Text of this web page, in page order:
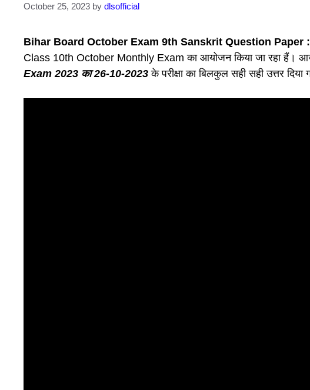
October 25, 2023 by dlsofficial
Bihar Board October Exam 9th Sanskrit Question Paper :
Class 10th October Monthly Exam का आयोजन किया जा रहा
Exam 2023 का 26-10-2023 के परीक्षा का बिलकुल सही सही उत्तर